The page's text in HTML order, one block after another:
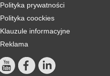
Polityka prywatności
Polityka coockies
Klauzule informacyjne
Reklama